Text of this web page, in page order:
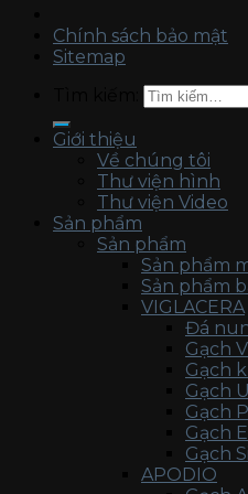
Chính sách bảo mật
Sitemap
Giới thiệu
Về chúng tôi
Thư viện hình
Thư viện Video
Sản phẩm
Sản phẩm
Sản phẩm
Sản phẩm
VIGLACERA
Đá
Gạch
Gạch
Gạch
Gạch
Gạch
Gạch
APODIO